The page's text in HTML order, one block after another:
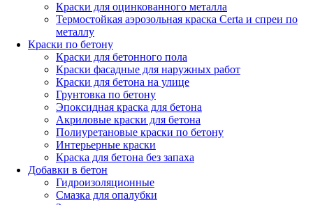
Краски для оцинкованного металла
Термостойкая аэрозольная краска Certa и спреи по
металлу
Краски по бетону
Краски для бетонного пола
Краски фасадные для наружных работ
Краски для бетона на улице
Грунтовка по бетону
Эпоксидная краска для бетона
Акриловые краски для бетона
Полиуретановые краски по бетону
Интерьерные краски
Краска для бетона без запаха
Добавки в бетон
Гидроизоляционные
Смазка для опалубки